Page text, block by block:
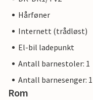
Hårføner
Internett (trådløst)
El-bil ladepunkt
Antall barnestoler: 1
Antall barnesenger: 1
Rom